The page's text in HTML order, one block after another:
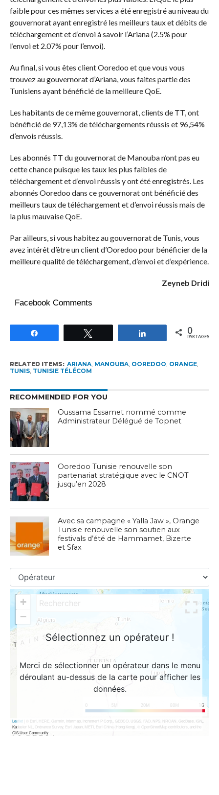
faible pour ces mêmes services a été enregistré au niveau du
gouvernorat ayant enregistré les meilleurs taux et débits de
téléchargement et d’envoi à savoir l’Ariana (2.5% pour
l’envoi et 2.07% pour l’envoi).
Au final, si vous êtes client Ooredoo et que vous vous
trouvez au gouvernorat d’Ariana, vous faites partie des
Tunisiens ayant bénéficié de la meilleure QoE.
Les habitants de ce même gouvernorat, clients de TT, ont
bénéficié de 97,13% de téléchargements réussis et 96,54%
d’envois réussis.
Les abonnés TT du gouvernorat de Manouba n’ont pas eu
cette chance puisque les taux les plus faibles de
téléchargement et d’envoi réussis y ont été enregistrés. Les
abonnés Ooredoo dans ce gouvernorat ont bénéficié des
meilleurs taux de téléchargement et d’envoi réussis mais de
la plus mauvaise QoE.
Par ailleurs, si vous habitez au gouvernorat de Tunis, vous
avez intérêt d’être un client d’Ooredoo pour bénéficier de la
meilleure qualité de téléchargement, d’envoi et d’expérience.
Zeyneb Dridi
Facebook Comments
Partagez 0
PARTAGES
RELATED ITEMS: ARIANA, MANOUBA, OOREDOO, ORANGE,
TUNIS, TUNISIE TÉLÉCOM
RECOMMENDED FOR YOU
Oussama Essamet nommé comme
Administrateur Délégué de Topnet
Ooredoo Tunisie renouvelle son
partenariat stratégique avec le CNOT
jusqu’en 2028
Avec sa campagne « Yalla Jaw », Orange
Tunisie renouvelle son soutien aux
festivals d’été de Hammamet, Bizerte
et Sfax